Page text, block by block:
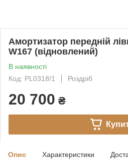
Амортизатор передній
W167 (відновлений)
В наявності
Код: PL0318/1
Роздріб
20 700 ₴
Опис Характеристики